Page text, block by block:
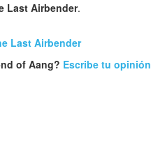
Last Airbender.
Last Airbender
of Aang? Escribe tu opinión